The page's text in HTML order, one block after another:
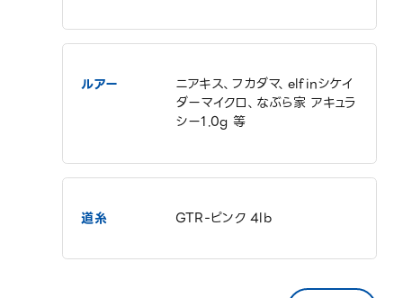
ルアー
ニアキス、フカダマ、elfinシケイ
ダーマイクロ、なぶら家 アキュラ
シー1.0g 等
道糸 GTR-ピンク 4lb